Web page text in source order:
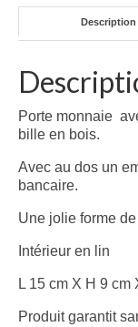
SAC A
Description
Porte monnaie
bille en bois.
Avec au dos un
bancaire.
Une jolie forme
Intérieur en lin
L 15 cm X H 9
Produit garantit